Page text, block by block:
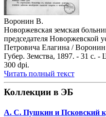
Воронин В.
Новоржевская земская
председателя Новоржевской
Петровича Елагина /
Губер. Земства, 1897. - 31 с.
300 dpi.
Читать полный текст
Коллекции в ЭБ
А. С. Пушкин и Псковский